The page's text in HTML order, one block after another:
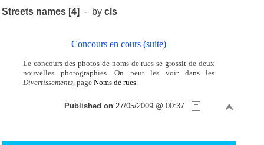
Streets names [4] - bycls
Concours en cours (suite)
Le concours des photos de noms de rues se grossit de deux
nouvelles photographies. On peut les voir dans les
Divertissements , pageNoms de rues
Published on 27/05/2009 @ 00:37